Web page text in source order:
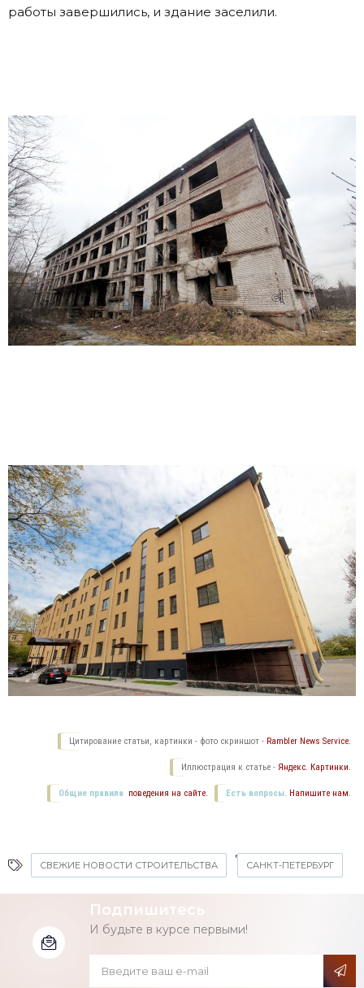
работы завершились, и здание заселили.
Цитирование статьи, картинки - фото скриншот - Rambler News Service.
Иллюстрация к статье - Яндекс. Картинки.
Есть вопросы. Напишите нам.
Общие правила поведения на сайте.
СВЕЖИЕ НОВОСТИ СТРОИТЕЛЬСТВА
,
САНКТ-ПЕТЕРБУРГ
Подпишитесь
И будьте в курсе первыми!